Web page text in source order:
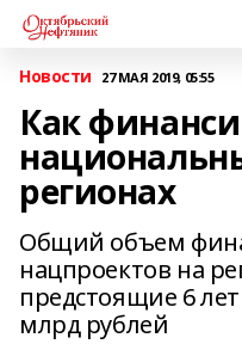
Новости 27 МАЯ 2019, 05:55
Как
регионах
Общий объем
нацпроектов на
предстоящие 6 лет
млрд рублей